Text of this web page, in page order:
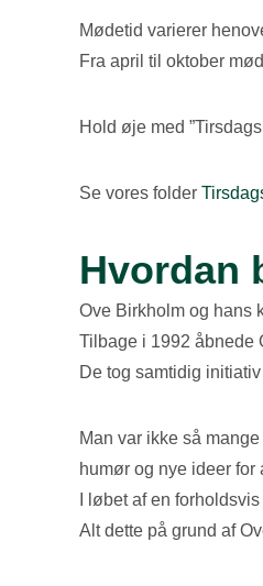
Mødetid varierer
Fra april til oktober
Hold øje med
Se vores folder
Hvordan
Ove Birkholm og hans
Tilbage i 1992 åbnede
De tog samtidig
Man var ikke så
humør og nye ideer for
I løbet af en
Alt dette på grund af